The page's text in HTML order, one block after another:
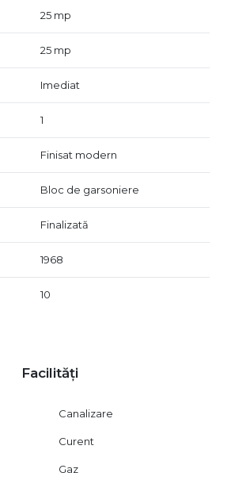
25 mp
25 mp
Imediat
1
Finisat modern
Bloc de garsoniere
Finalizată
1968
10
Facilități
Canalizare
Curent
Gaz